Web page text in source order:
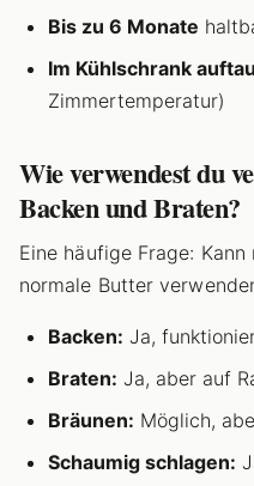
Bis zu 6 Monate
Im Kühlschrank
Zimmertemperatur)
Wie verwendest du
Backen und Braten?
Eine häufige Frage:
normale Butter
Backen: Ja,
Braten: Ja, aber auf
Bräunen: Möglich,
Schaumig schlagen: